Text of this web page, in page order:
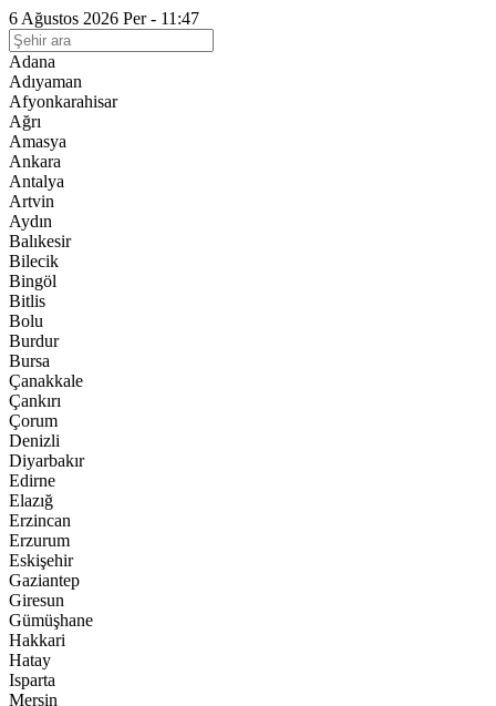
6 Ağustos 2026 Per - 11:47
Adana
Adıyaman
Afyonkarahisar
Ağrı
Amasya
Ankara
Antalya
Artvin
Aydın
Balıkesir
Bilecik
Bingöl
Bitlis
Bolu
Burdur
Bursa
Çanakkale
Çankırı
Çorum
Denizli
Diyarbakır
Edirne
Elazığ
Erzincan
Erzurum
Eskişehir
Gaziantep
Giresun
Gümüşhane
Hakkari
Hatay
Isparta
Mersin